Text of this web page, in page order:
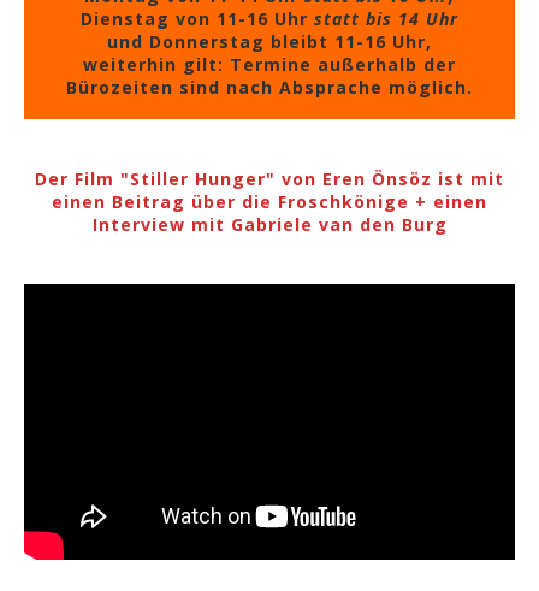
Dienstag von 11-16 Uhr statt bis 14 Uhr
und Donnerstag bleibt 11-16 Uhr,
weiterhin gilt: Termine außerhalb der
Bürozeiten sind nach Absprache möglich.
Der Film "Stiller Hunger" von Eren Önsöz ist mit
einen Beitrag über die Froschkönige + einen
Interview mit Gabriele van den Burg